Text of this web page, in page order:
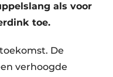
als voor
toe.
De
verhoogde